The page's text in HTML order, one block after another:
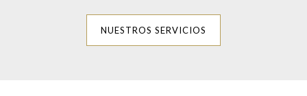
NUESTROS SERVICIOS